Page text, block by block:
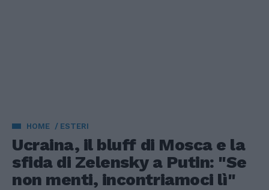
HOME ESTERI
Ucraina, il bluff di Mosca e la
sfida di Zelensky a Putin: "Se
non menti, incontriamoci lì"